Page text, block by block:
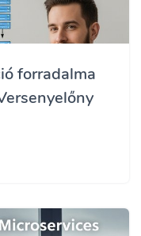
forradalma